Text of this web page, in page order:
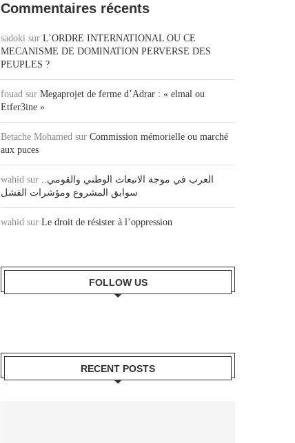
Commentaires récents
sadoki sur L’ORDRE INTERNATIONAL OU CE
MECANISME DE DOMINATION PERVERSE DES
PEUPLES ?
fouad sur Megaprojet de ferme d’Adrar : « elmal ou
Etfer3ine »
Betache Mohamed sur Commission mémorielle ou marché
aux puces
wahid sur العرب في موجة الانبعاث الوطني والقومي..
سوابق المشروع ومؤشرات الفشل
wahid sur Le droit de résister à l’oppression
FOLLOW US
RECENT POSTS